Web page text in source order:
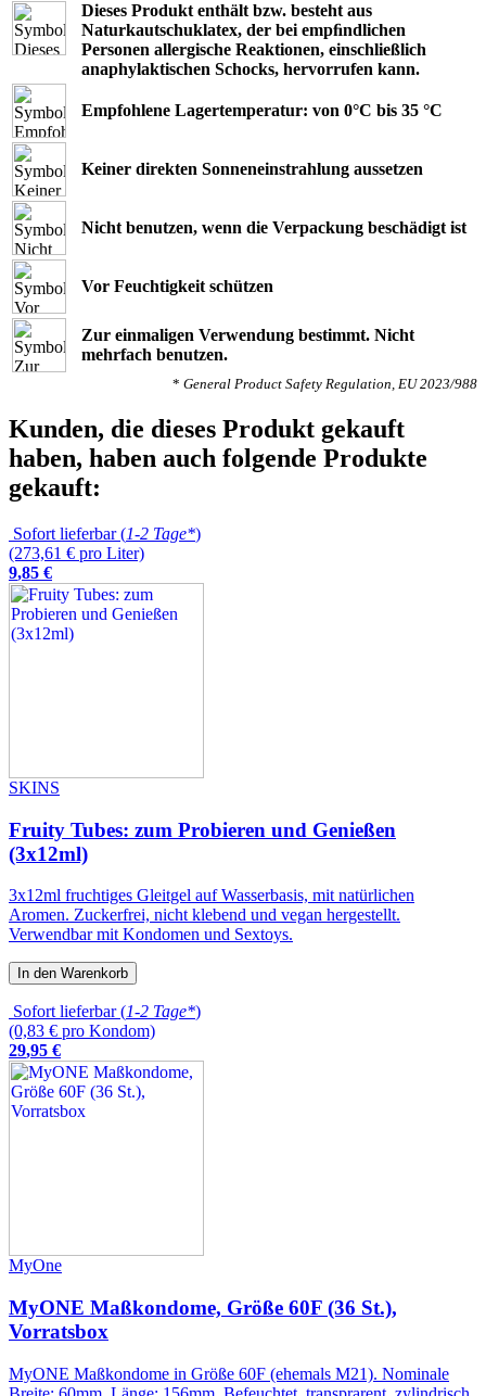
Dieses Produkt enthält bzw. besteht aus
Naturkautschuklatex, der bei empﬁndlichen
Personen allergische Reaktionen, einschließlich
anaphylaktischen Schocks, hervorrufen kann.
Empfohlene Lagertemperatur: von 0°C bis 35 °C
Keiner direkten Sonneneinstrahlung aussetzen
Nicht benutzen, wenn die Verpackung beschädigt ist
Vor Feuchtigkeit schützen
Zur einmaligen Verwendung bestimmt. Nicht
mehrfach benutzen.
* General Product Safety Regulation, EU 2023/988
Kunden, die dieses Produkt gekauft
haben, haben auch folgende Produkte
gekauft:
Sofort lieferbar (1-2 Tage*)
(273,61 € pro Liter)
9,85 €
SKINS
Fruity Tubes: zum Probieren und Genießen
(3x12ml)
3x12ml fruchtiges Gleitgel auf Wasserbasis, mit natürlichen
Aromen. Zuckerfrei, nicht klebend und vegan hergestellt.
Verwendbar mit Kondomen und Sextoys.
In den Warenkorb
Sofort lieferbar (1-2 Tage*)
(0,83 € pro Kondom)
29,95 €
MyOne
MyONE Maßkondome, Größe 60F (36 St.),
Vorratsbox
MyONE Maßkondome in Größe 60F (ehemals M21). Nominale